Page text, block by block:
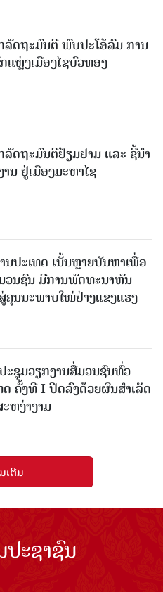
ລັດຖະມົນຕີ ພົບປະໂອ້ລົມ ການ
ແຫຼ່ງເມືອງໄຊບົວທອງ
ລັດຖະມົນຕີຢ້ຽມຢາມ ແລະ ຊີ້ນຳ
ນ ຢູ່ເມືອງມະຫາໄຊ
ນປະເທດ ເນັ້ນຫຼາຍບັນຫາເພື່ອ
ວນຊົນ ມີການພັດທະນາຫັນ
ຄຸນນະພາບໃໝ່ຢ່າງແຂງແຮງ
ະຊຸມວຽກງານສື່ມວນຊົນທົ່ວ
ດ ຄັ້ງທີ I ປິດລົງດ້ວຍຜົນສໍາເລັດ
ຫງ່າງາມ
ເຕີມ
ະຊາຊົນ